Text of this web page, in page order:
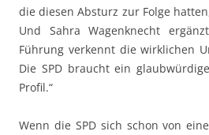
die diesen Absturz zur Folge
Und Sahra Wagenknecht
Führung verkennt die wirklichen
Die SPD braucht ein
Profil.“
Wenn die SPD sich schon von